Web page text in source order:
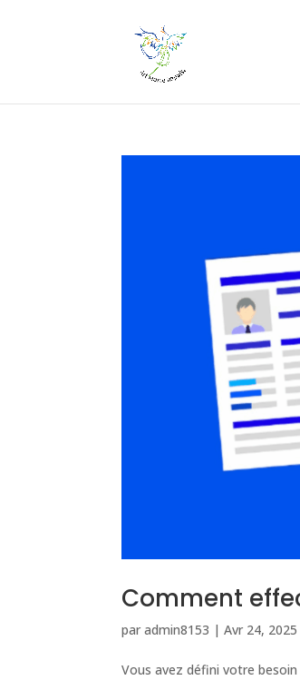
Comment
paradmin8153 |Avr 24, 2025
Vous avez défini votre